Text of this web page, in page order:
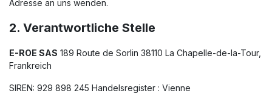
Adresse an uns wenden.
2. Verantwortliche Stelle
E-ROE SAS 189 Route de Sorlin 38110 La Chapelle-de-la-Tour,
Frankreich
SIREN: 929 898 245 Handelsregister : Vienne